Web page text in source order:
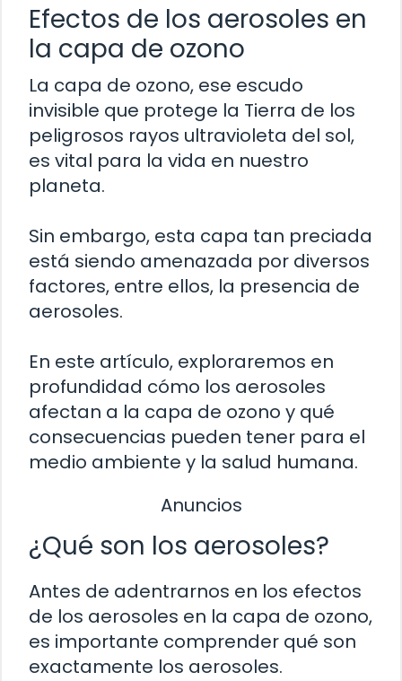
Efectos de los aerosoles en
la capa de ozono
La capa de ozono, ese escudo
invisible que protege la Tierra de los
peligrosos rayos ultravioleta del sol,
es vital para la vida en nuestro
planeta.
Sin embargo, esta capa tan preciada
está siendo amenazada por diversos
factores, entre ellos, la presencia de
aerosoles.
En este artículo, exploraremos en
profundidad cómo los aerosoles
afectan a la capa de ozono y qué
consecuencias pueden tener para el
medio ambiente y la salud humana.
Anuncios
¿Qué son los aerosoles?
Antes de adentrarnos en los efectos
de los aerosoles en la capa de ozono,
es importante comprender qué son
exactamente los aerosoles.